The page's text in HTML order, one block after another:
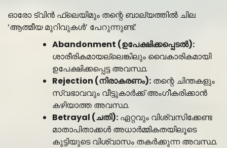
ഓരോ ട്വിൻ ഫ്ലെയിമും തന്റെ ബാല്യത്തിൽ ചില
‘ആത്മീയ മുറിവുകൾ’ പേറുന്നുണ്ട്:
Abandonment (ഉപേക്ഷിക്കപ്പെടൽ):
ശാരീരികമായല്ലെങ്കിലും വൈകാരികമായി
ഉപേക്ഷിക്കപ്പെട്ട അവസ്ഥ.
Rejection (നിരാകരണം): തന്റെ ചിന്തകളും
സ്വഭാവവും വീട്ടുകാർക്ക് അംഗീകരിക്കാൻ
കഴിയാത്ത അവസ്ഥ.
Betrayal (ചതി): ഏറ്റവും വിശ്വസിക്കേണ്ട
മാതാപിതാക്കൾ അധാർമ്മികതയിലൂടെ
കുട്ടിയുടെ വിശ്വാസം തകർക്കുന്ന അവസ്ഥ.